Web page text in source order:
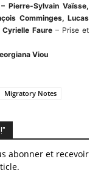
Pierre-Sylvain Vaïsse,
Comminges, Lucas
Faure– Prise et
Viou
Migratory Notes
abonner et recevoir